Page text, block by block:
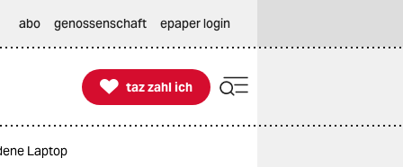
abo genossenschaft epaper login

taz zahl ich
taz zahl ich
Laptop